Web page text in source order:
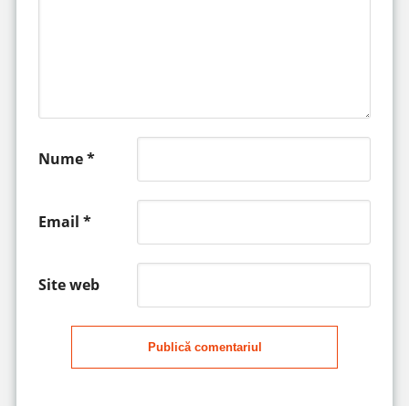
Nume*
Email *
Site web
Publică comentariul